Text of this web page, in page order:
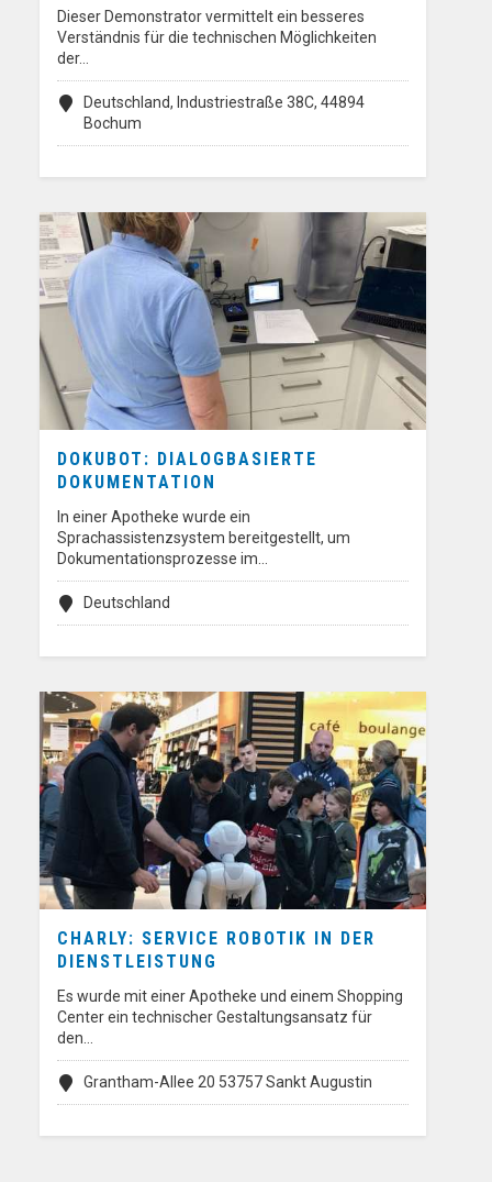
Dieser Demonstrator vermittelt ein besseres
Verständnis für die technischen Möglichkeiten
der…
Deutschland, Industriestraße 38C, 44894
Bochum
DOKUBOT: DIALOGBASIERTE
DOKUMENTATION
In einer Apotheke wurde ein
Sprachassistenzsystem bereitgestellt, um
Dokumentationsprozesse im…
Deutschland
CHARLY: SERVICE ROBOTIK IN DER
DIENSTLEISTUNG
Es wurde mit einer Apotheke und einem Shopping
Center ein technischer Gestaltungsansatz für
den…
Grantham-Allee 20 53757 Sankt Augustin